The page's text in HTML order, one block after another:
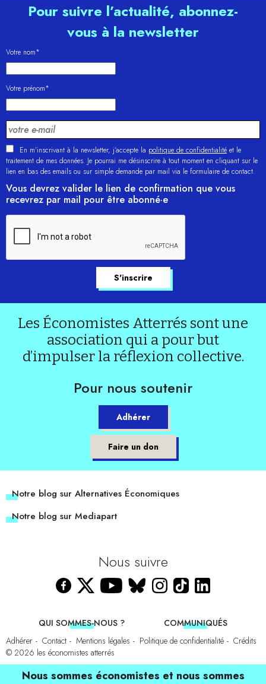
Pour suivre l’actualité, abonnez-
vous à la newsletter
Votre nom*
Votre prénom*
En m'inscrivant à la newsletter, j’accepte la politique de confidentialité et le
traitement de mes données. Je pourrai me désinscrire à tout moment en cliquant sur le
lien en bas des emails ou sur simple demande par mail via le formulaire de contact.
Vous devrez valider le lien de confirmation que vous
recevrez par mail pour être abonné·e
Les Économistes Atterrés sont une
association qui a pour but
d’impulser la réflexion collective.
Pour nous soutenir
Adhérer
Faire un don
Notre blog sur Alternatives Économiques
Notre blog sur Mediapart
Nous suivre
QUI SOMMES-NOUS ?
COMMUNIQUÉS
Adhérer
Contact Mentions légales Politique de confidentialité
Crédits
© 2026 les économistes atterrés
Nous sommes économistes et nous sommes